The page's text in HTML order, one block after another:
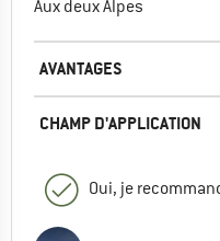
Aux deux Alpes
AVANTAGES
CHAMP D'APPLICATION
Oui, je